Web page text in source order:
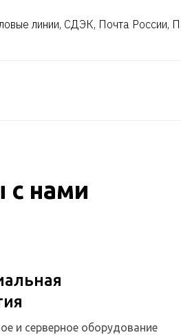
линии, СДЭК, Почта России,
с нами
и серверное оборудование